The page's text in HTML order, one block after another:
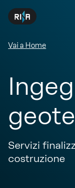
Vai a Home
Servizi
costruzione